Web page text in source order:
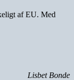
af EU. Med
Lisbet Bonde